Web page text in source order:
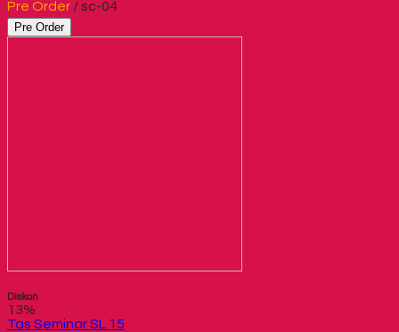
Pre Order / sc-04
Pre Order
Diskon
13%
Tas Seminar SL 15